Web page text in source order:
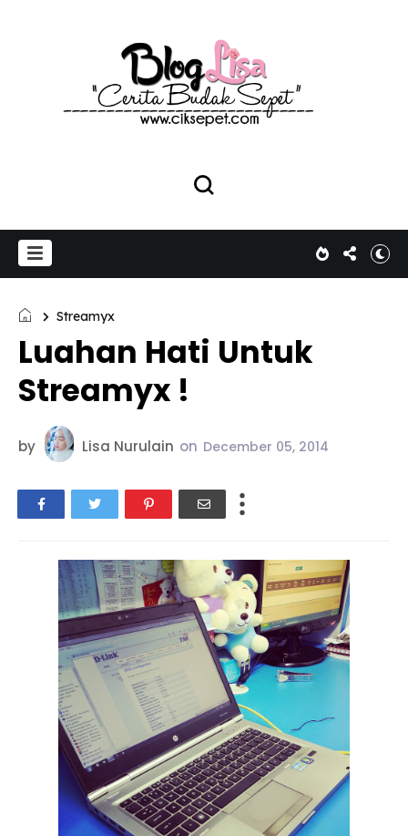
Streamyx
Luahan Hati Untuk
Streamyx !
by Lisa Nurulain on December 05, 2014